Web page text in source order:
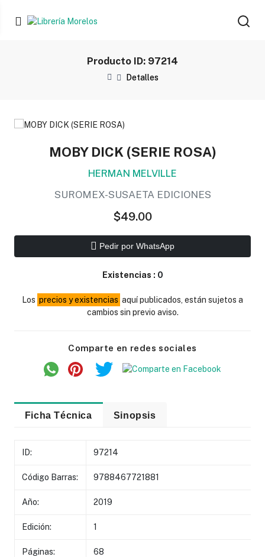
Producto ID: 97214
Detalles
MOBY DICK (SERIE ROSA)
HERMAN MELVILLE
SUROMEX-SUSAETA EDICIONES
$49.00
Pedir por WhatsApp
Existencias : 0
Los precios y existencias aquí publicados, están sujetos a
cambios sin previo aviso.
Comparte en redes sociales
Ficha Técnica Sinopsis
ID: 97214
Código Barras: 9788467721881
Año: 2019
Edición: 1
Páginas: 68